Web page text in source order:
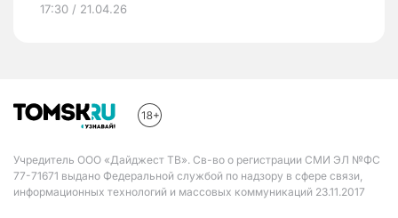
17:30 / 21.04.26
Учредитель ООО «Дайджест ТВ». Св-во о регистрации СМИ ЭЛ №ФС
77-71671 выдано Федеральной службой по надзору в сфере связи,
информационных технологий и массовых коммуникаций 23.11.2017